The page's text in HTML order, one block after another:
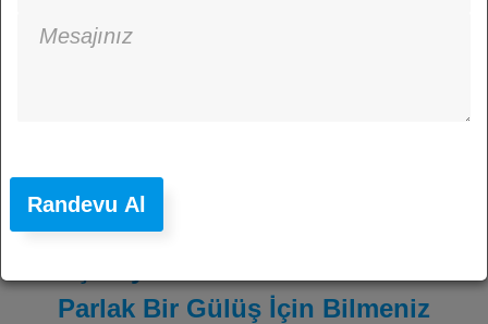
Parlak Bir Gülüş İçin Bilmeniz
Randevu Al